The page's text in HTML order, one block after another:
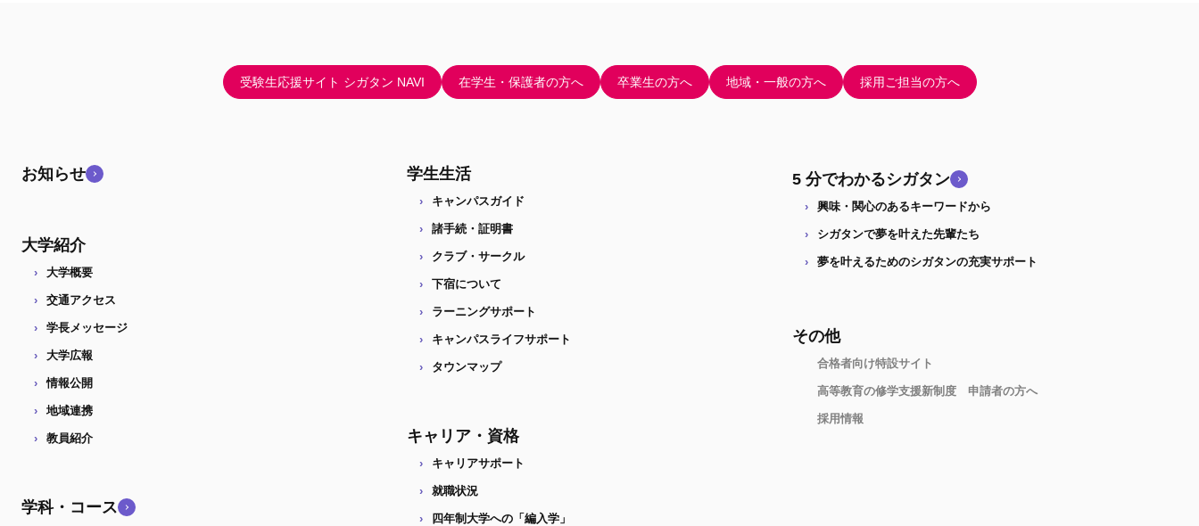
受験生応援サイト シガタン NAVI 在学生・保護者の方へ 卒業生の方へ 地域・一般の方へ 採用ご担当の方へ
お知らせ
大学紹介
大学概要
交通アクセス
学長メッセージ
大学広報
情報公開
地域連携
教員紹介
学科・コース
学生生活
キャンパスガイド
諸手続・証明書
クラブ・サークル
下宿について
ラーニングサポート
キャンパスライフサポート
タウンマップ
キャリア・資格
キャリアサポート
就職状況
四年制大学への「編入学」
5 分でわかるシガタン
興味・関心のあるキーワードから
シガタンで夢を叶えた先輩たち
夢を叶えるためのシガタンの充実サポート
その他
合格者向け特設サイト
高等教育の修学支援新制度 申請者の方へ
採用情報